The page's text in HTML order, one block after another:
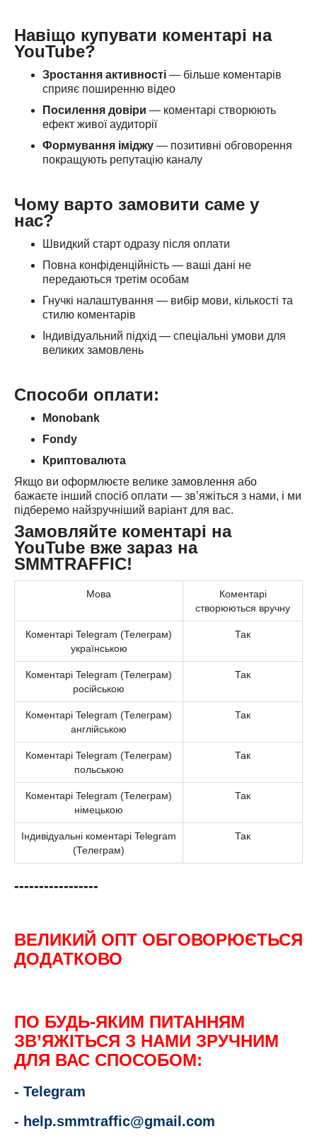
Навіщо купувати коментарі на
YouTube?
Зростання активності — більше коментарів
сприяє поширенню відео
Посилення довіри — коментарі створюють
ефект живої аудиторії
Формування іміджу — позитивні обговорення
покращують репутацію каналу
Чому варто замовити саме у
нас?
Швидкий старт одразу після оплати
Повна конфіденційність — ваші дані не
передаються третім особам
Гнучкі налаштування — вибір мови, кількості та
стилю коментарів
Індивідуальний підхід — спеціальні умови для
великих замовлень
Способи оплати:
Monobank
Fondy
Криптовалюта
Якщо ви оформлюєте велике замовлення або
бажаєте інший спосіб оплати — зв’яжіться з нами, і ми
підберемо найзручніший варіант для вас.
Замовляйте коментарі на
YouTube вже зараз на
SMMTRAFFIC!
Мова
Коментарі
створюються вручну
Коментарі Telegram (Телеграм)
українською
Так
Коментарі Telegram (Телеграм)
російською
Так
Коментарі Telegram (Телеграм)
англійською
Так
Коментарі Telegram (Телеграм)
польською
Так
Коментарі Telegram (Телеграм)
німецькою
Так
Індивідуальні коментарі Telegram
(Телеграм)
Так
-----------------
ВЕЛИКИЙ ОПТ ОБГОВОРЮЄТЬСЯ
ДОДАТКОВО
ПО БУДЬ-ЯКИМ ПИТАННЯМ
ЗВ’ЯЖІТЬСЯ З НАМИ ЗРУЧНИМ
ДЛЯ ВАС СПОСОБОМ:
- Telegram
- help.smmtraffic@gmail.com